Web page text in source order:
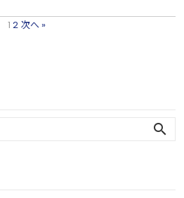
1 2 次へ »
search